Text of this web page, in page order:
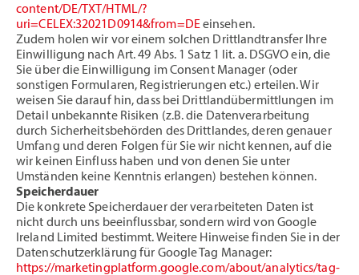
content/DE/TXT/HTML/?
uri=CELEX:32021D0914&from=DEeinsehen.
Zudem holen wir vor einem solchen Drittlandtransfer Ihre
Einwilligung nach Art. 49 Abs. 1 Satz 1 lit. a. DSGVO ein, die
Sie über die Einwilligung im Consent Manager (oder
sonstigen Formularen, Registrierungen etc.) erteilen. Wir
weisen Sie darauf hin, dass bei Drittlandübermittlungen im
Detail unbekannte Risiken (z.B. die Datenverarbeitung
durch Sicherheitsbehörden des Drittlandes, deren genauer
Umfang und deren Folgen für Sie wir nicht kennen, auf die
wir keinen Einfluss haben und von denen Sie unter
Umständen keine Kenntnis erlangen) bestehen können.
Speicherdauer
Die konkrete Speicherdauer der verarbeiteten Daten ist
nicht durch uns beeinflussbar, sondern wird von Google
Ireland Limited bestimmt. Weitere Hinweise finden Sie in der
Datenschutzerklärung für Google Tag Manager:
https://marketingplatform.google.com/about/analytics/tag-